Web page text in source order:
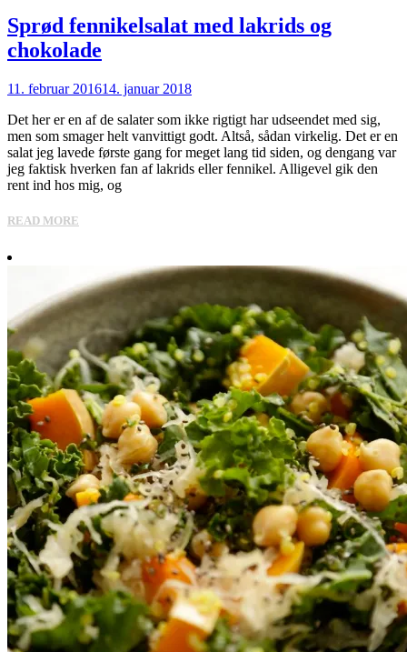
Sprød fennikelsalat med lakrids og
chokolade
11. februar 201614. januar 2018
Det her er en af de salater som ikke rigtigt har udseendet med sig,
men som smager helt vanvittigt godt. Altså, sådan virkelig. Det er en
salat jeg lavede første gang for meget lang tid siden, og dengang var
jeg faktisk hverken fan af lakrids eller fennikel. Alligevel gik den
rent ind hos mig, og
READ MORE